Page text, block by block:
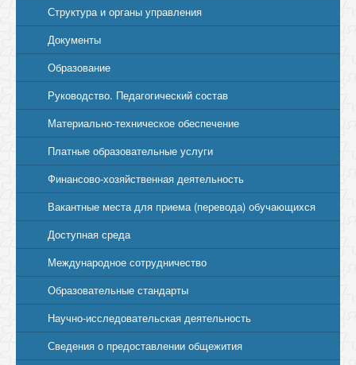
Структура и органы управления
Документы
Образование
Руководство. Педагогический состав
Материально-техническое обеспечение
Платные образовательные услуги
Финансово-хозяйственная деятельность
Вакантные места для приема (перевода) обучающихся
Доступная среда
Международное сотрудничество
Образовательные стандарты
Научно-исследовательская деятельность
Сведения о предоставлении общежития